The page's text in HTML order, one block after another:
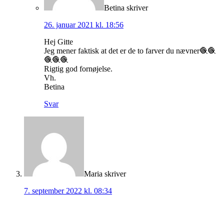
Betina skriver
26. januar 2021 kl. 18:56
Hej Gitte
Jeg mener faktisk at det er de to farver du nævner🧶🧶
🧶🧶🧶
Rigtig god fornøjelse.
Vh.
Betina
Svar
Maria skriver
7. september 2022 kl. 08:34